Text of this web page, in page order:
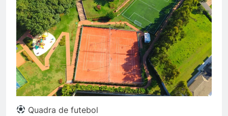
Quadra de futebol